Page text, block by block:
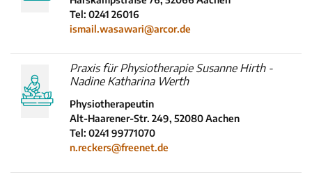
Tel: 0241 26016
ismail.wasawari@arcor.de
Praxis für Physiotherapie Susanne Hirth -
Nadine Katharina Werth
Physiotherapeutin
Alt-Haarener-Str. 249, 52080 Aachen
Tel: 0241 99771070
n.reckers@freenet.de